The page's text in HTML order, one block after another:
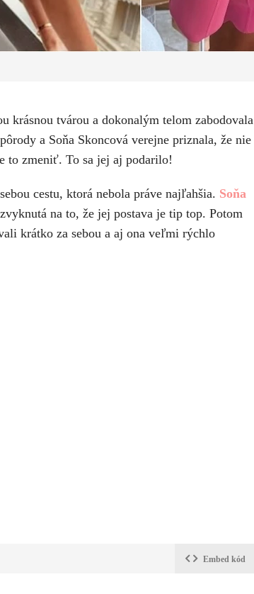
krásnou tvárou a dokonalým telom zabodovala
a Soňa Skoncová verejne priznala, že nie
to zmeniť. To sa jej aj podarilo!
cestu, ktorá nebola práve najľahšia. Soňa
na to, že jej postava je tip top. Potom
krátko za sebou a aj ona veľmi rýchlo
Embed kód